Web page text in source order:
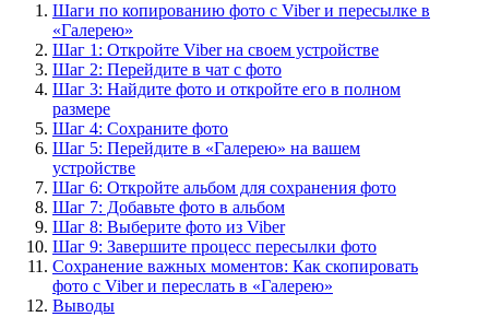
Шаги по копированию фото с Viber и пересылке в
«Галерею»
Шаг 1: Откройте Viber на своем устройстве
Шаг 2: Перейдите в чат с фото
Шаг 3: Найдите фото и откройте его в полном
размере
Шаг 4: Сохраните фото
Шаг 5: Перейдите в «Галерею» на вашем
устройстве
Шаг 6: Откройте альбом для сохранения фото
Шаг 7: Добавьте фото в альбом
Шаг 8: Выберите фото из Viber
Шаг 9: Завершите процесс пересылки фото
Сохранение важных моментов: Как скопировать
фото с Viber и переслать в «Галерею»
Выводы